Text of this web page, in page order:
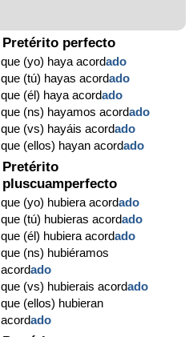
Pretérito perfecto
que (yo) haya acordado
que (tú) hayas acordado
que (él) haya acordado
que (ns) hayamos acordado
que (vs) hayáis acordado
que (ellos) hayan acordado
Pretérito
pluscuamperfecto
que (yo) hubiera acordado
que (tú) hubieras acordado
que (él) hubiera acordado
que (ns) hubiéramos
acordado
que (vs) hubierais acordado
que (ellos) hubieran
acordado